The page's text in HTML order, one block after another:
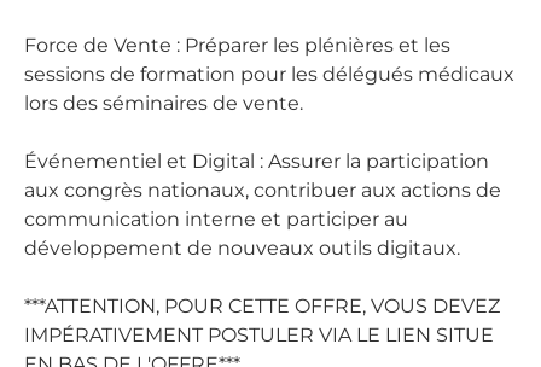
Force de Vente : Préparer les plénières et les
sessions de formation pour les délégués médicaux
lors des séminaires de vente.
Événementiel et Digital : Assurer la participation
aux congrès nationaux, contribuer aux actions de
communication interne et participer au
développement de nouveaux outils digitaux.
***ATTENTION, POUR CETTE OFFRE, VOUS DEVEZ
IMPÉRATIVEMENT POSTULER VIA LE LIEN SITUE